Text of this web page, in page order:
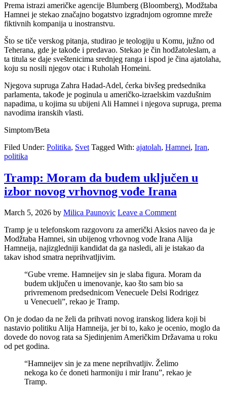
Prema istrazi američke agencije Blumberg (Bloomberg), Modžtaba
Hamnei je stekao značajno bogatstvo izgradnjom ogromne mreže
fiktivnih kompanija u inostranstvu.
Što se tiče verskog pitanja, studirao je teologiju u Komu, južno od
Teherana, gde je takođe i predavao. Stekao je čin hodžatoleslam, a
ta titula se daje sveštenicima srednjeg ranga i ispod je čina ajatolaha,
koju su nosili njegov otac i Ruholah Homeini.
Njegova supruga Zahra Hadad-Adel, ćerka bivšeg predsednika
parlamenta, takođe je poginula u američko-izraelskim vazdušnim
napadima, u kojima su ubijeni Ali Hamnei i njegova supruga, prema
navodima iranskih vlasti.
Simptom/Beta
Filed Under: Politika, Svet Tagged With: ajatolah, Hamnei, Iran,
politika
Tramp: Moram da budem uključen u
izbor novog vrhovnog vođe Irana
March 5, 2026 by Milica Paunovic Leave a Comment
Tramp je u telefonskom razgovoru za američki Aksios naveo da je
Modžtaba Hamnei, sin ubijenog vrhovnog vođe Irana Alija
Hamneija, najizgledniji kandidat da ga nasledi, ali je istakao da
takav ishod smatra neprihvatljivim.
“Gube vreme. Hamneijev sin je slaba figura. Moram da
budem uključen u imenovanje, kao što sam bio sa
privremenom predsednicom Venecuele Delsi Rodrigez
u Venecueli”, rekao je Tramp.
On je dodao da ne želi da prihvati novog iranskog lidera koji bi
nastavio politiku Alija Hamneija, jer bi to, kako je ocenio, moglo da
dovede do novog rata sa Sjedinjenim Američkim Državama u roku
od pet godina.
“Hamneijev sin je za mene neprihvatljiv. Želimo
nekoga ko će doneti harmoniju i mir Iranu”, rekao je
Tramp.